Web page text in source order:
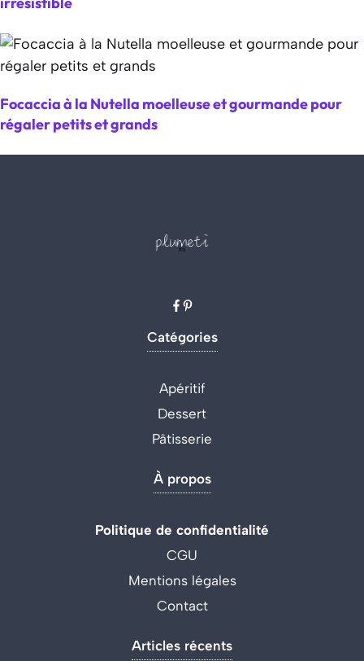
Focaccia à la Nutella moelleuse et gourmande pour
régaler petits et grands
Catégories
Apéritif
Dessert
Pâtisserie
À propos
Politique de confidentialité
CGU
Mentions légales
Contact
Articles récents